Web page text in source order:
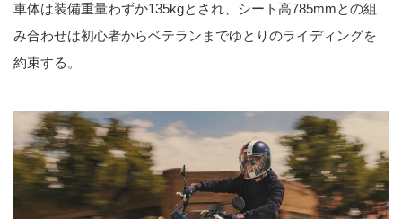
車体は装備重量わずか135kgとされ、シート高785mmとの組
み合わせは初心者からベテランまでゆとりのライディングを
約束する。